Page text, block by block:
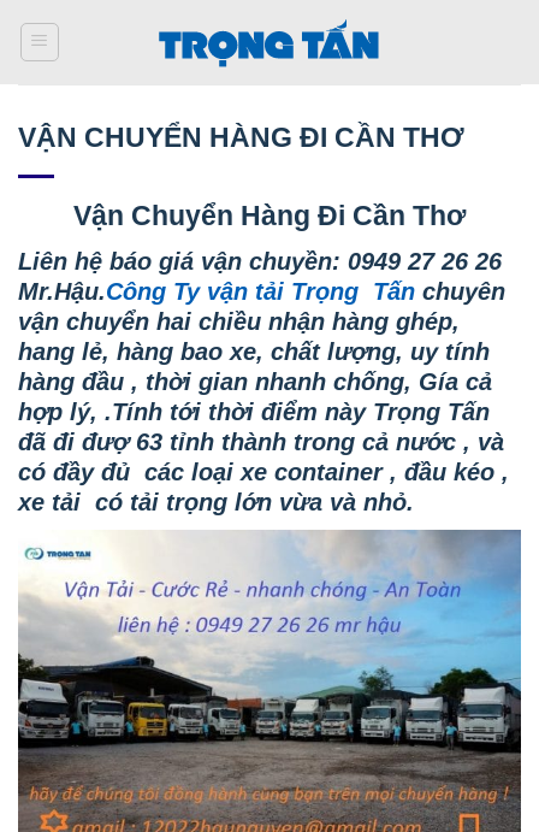
qua
VẬN CHUYỂN HÀNG ĐI CẦN THƠ
Vận Chuyển Hàng Đi Cần Thơ
Liên hệ báo giá vận chuyền: 0949 27 26 26
Mr.Hậu.Công Ty vận tải Trọng Tấn chuyên
vận chuyển hai chiều nhận hàng ghép,
hang lẻ, hàng bao xe, chất lượng, uy tính
hàng đầu , thời gian nhanh chống, Gía cả
hợp lý, .Tính tới thời điểm này Trọng Tấn
đã đi đượ 63 tỉnh thành trong cả nước , và
có đầy đủ các loại xe container , đầu kéo ,
xe tải có tải trọng lớn vừa và nhỏ.